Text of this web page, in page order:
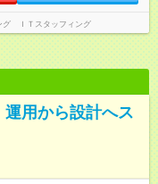
グ ＩＴスタッフィング
用から設計へス